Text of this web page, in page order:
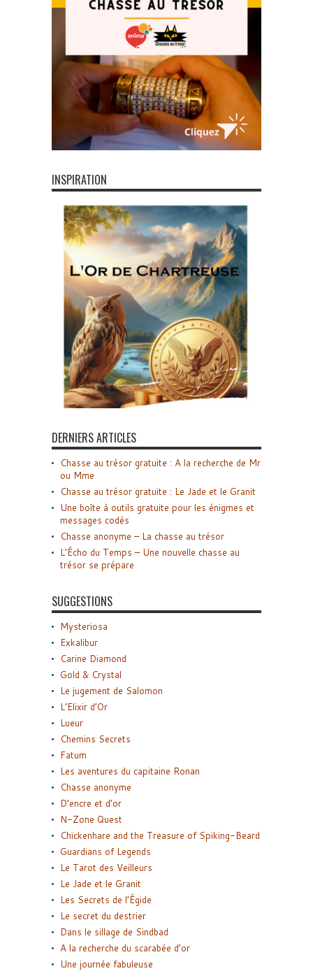
INSPIRATION
DERNIERS ARTICLES
Chasse au trésor gratuite : A la recherche de Mr
ou Mme
Chasse au trésor gratuite : Le Jade et le Granit
Une boîte à outils gratuite pour les énigmes et
messages codés
Chasse anonyme – La chasse au trésor
L’Écho du Temps – Une nouvelle chasse au
trésor se prépare
SUGGESTIONS
Mysteriosa
Exkalibur
Carine Diamond
Gold & Crystal
Le jugement de Salomon
L’Elixir d’Or
Lueur
Chemins Secrets
Fatum
Les aventures du capitaine Ronan
Chasse anonyme
D’encre et d’or
N-Zone Quest
Chickenhare and the Treasure of Spiking-Beard
Guardians of Legends
Le Tarot des Veilleurs
Le Jade et le Granit
Les Secrets de l’Égide
Le secret du destrier
Dans le sillage de Sindbad
A la recherche du scarabée d’or
Une journée fabuleuse